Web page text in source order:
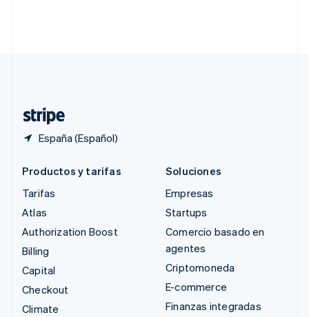
España (Español)
Productos y tarifas
Tarifas
Atlas
Authorization Boost
Billing
Capital
Checkout
Climate
Soluciones
Empresas
Startups
Comercio basado en
agentes
Criptomoneda
E-commerce
Finanzas integradas